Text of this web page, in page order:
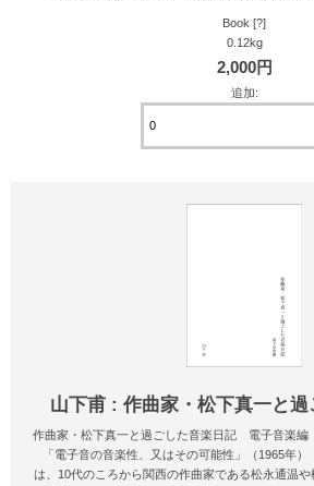
Book [?]
0.12kg
2,000円
追加:
山下甫 : 作曲家・松下真一と
作曲家・松下真一と過ごした音楽日記 電子音楽編
「電子音の音楽性、又はその可能性」（1965年
は、10代のころから関西の作曲家である松永通温や